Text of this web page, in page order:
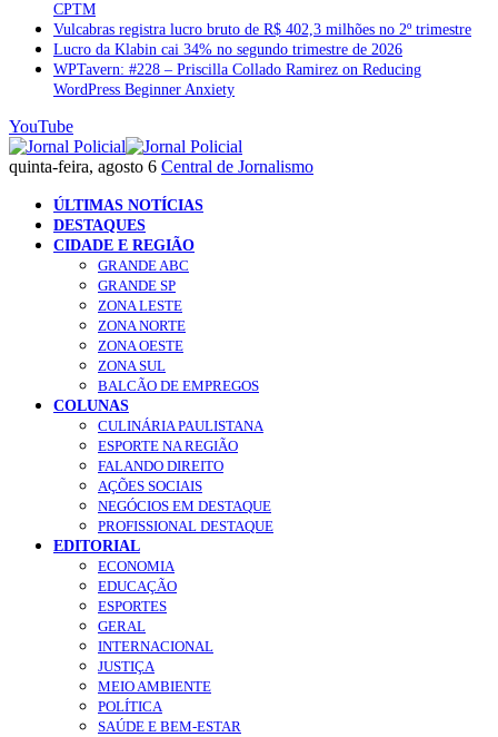
CPTM
Vulcabras registra lucro bruto de R$ 402,3 milhões no 2º trimestre
Lucro da Klabin cai 34% no segundo trimestre de 2026
WPTavern: #228 – Priscilla Collado Ramirez on Reducing
WordPress Beginner Anxiety
YouTube
quinta-feira, agosto 6 Central de Jornalismo
ÚLTIMAS NOTÍCIAS
DESTAQUES
CIDADE E REGIÃO
GRANDE ABC
GRANDE SP
ZONA LESTE
ZONA NORTE
ZONA OESTE
ZONA SUL
BALCÃO DE EMPREGOS
COLUNAS
CULINÁRIA PAULISTANA
ESPORTE NA REGIÃO
FALANDO DIREITO
AÇÕES SOCIAIS
NEGÓCIOS EM DESTAQUE
PROFISSIONAL DESTAQUE
EDITORIAL
ECONOMIA
EDUCAÇÃO
ESPORTES
GERAL
INTERNACIONAL
JUSTIÇA
MEIO AMBIENTE
POLÍTICA
SAÚDE E BEM-ESTAR